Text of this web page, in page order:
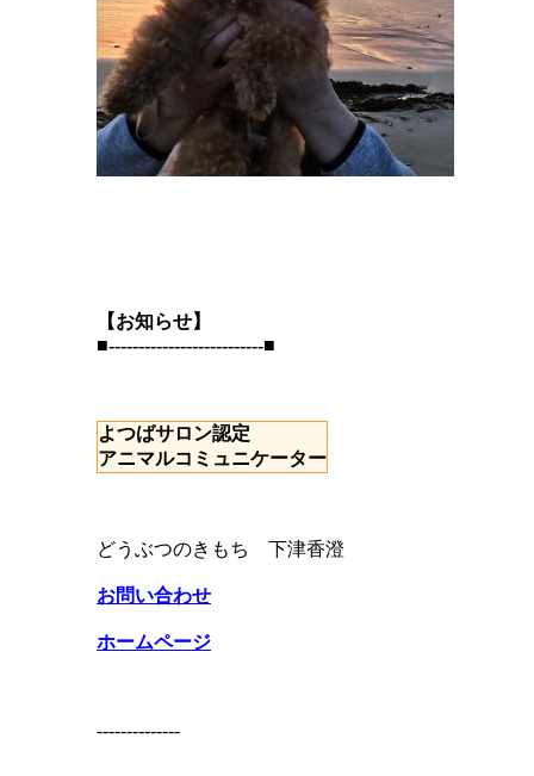
【お知らせ】
■--------------------------■
よつばサロン認定
アニマルコミュニケーター
どうぶつのきもち 下津香澄
お問い合わせ
ホームページ
--------------